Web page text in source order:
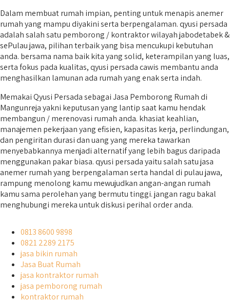
Dalam membuat rumah impian, penting untuk menapis anemer
rumah yang mampu diyakini serta berpengalaman. qyusi persada
adalah salah satu pemborong / kontraktor wilayah jabodetabek &
sePulau jawa, pilihan terbaik yang bisa mencukupi kebutuhan
anda. bersama nama baik kita yang solid, keterampilan yang luas,
serta fokus pada kualitas, qyusi persada cawis membantu anda
menghasilkan lamunan ada rumah yang enak serta indah.
Memakai Qyusi Persada sebagai Jasa Pemborong Rumah di
Mangunreja yakni keputusan yang lantip saat kamu hendak
membangun / merenovasi rumah anda. khasiat keahlian,
manajemen pekerjaan yang efisien, kapasitas kerja, perlindungan,
dan pengiritan durasi dan uang yang mereka tawarkan
menyebabkannya menjadi alternatif yang lebih bagus daripada
menggunakan pakar biasa. qyusi persada yaitu salah satu jasa
anemer rumah yang berpengalaman serta handal di pulau jawa,
rampung menolong kamu mewujudkan angan-angan rumah
kamu sama perolehan yang bermutu tinggi. jangan ragu bakal
menghubungi mereka untuk diskusi perihal order anda.
0813 8600 9898
0821 2289 2175
jasa bikin rumah
Jasa Buat Rumah
jasa kontraktor rumah
jasa pemborong rumah
kontraktor rumah